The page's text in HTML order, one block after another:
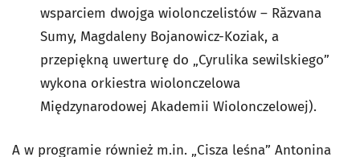
wsparciem dwojga wiolonczelistów – Răzvana
Sumy, Magdaleny Bojanowicz-Koziak, a
przepiękną uwerturę do „Cyrulika sewilskiego”
wykona orkiestra wiolonczelowa
Międzynarodowej Akademii Wiolonczelowej).
A w programie również m.in. „Cisza leśna” Antonina